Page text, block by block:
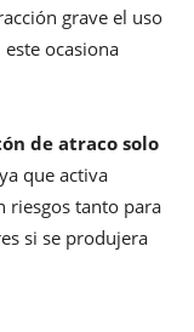
grave el uso
ocasiona
de atraco solo
que activa
riesgos tanto para
si se produjera